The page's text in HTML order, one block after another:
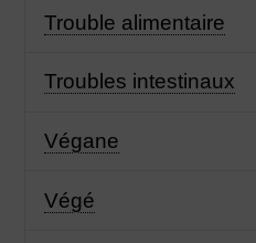
Trouble alimentaire
Troubles intestinaux
Végane
Végé